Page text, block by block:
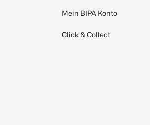
Mein BIPA Konto
Click & Collect